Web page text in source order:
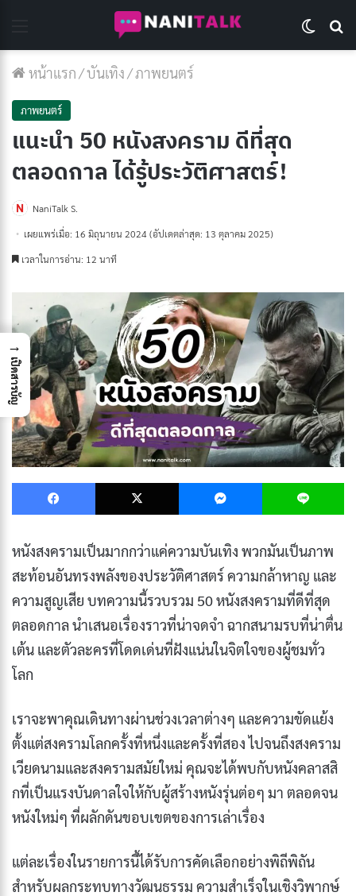
หน้าแรก/บันเทิง/ภาพยนตร์
ภาพยนตร์
แนะนำ 50 หนังสงคราม ดีที่สุด
ตลอดกาล ได้รู้ประวัติศาสตร์!
NaniTalk S.
เผยแพร่เมื่อ: 16 มิถุนายน 2024 (อัปเดตล่าสุด: 13 ตุลาคม 2025)
เวลาในการอ่าน: 12 นาที
Facebook X Messenger
หนังสงครามเป็นมากกว่าแค่ความบันเทิง พวกมันเป็นภาพ
สะท้อนอันทรงพลังของประวัติศาสตร์ ความกล้าหาญ และ
ความสูญเสีย บทความนี้รวบรวม 50 หนังสงครามที่ดีที่สุด
ตลอดกาล นำเสนอเรื่องราวที่น่าจดจำ ฉากสนามรบที่น่าตื่น
เต้น และตัวละครที่โดดเด่นที่ฝังแน่นในจิตใจของผู้ชมทั่ว
โลก
เราจะพาคุณเดินทางผ่านช่วงเวลาต่างๆ และความขัดแย้ง
ตั้งแต่สงครามโลกครั้งที่หนึ่งและครั้งที่สอง ไปจนถึงสงคราม
เวียดนามและสงครามสมัยใหม่ คุณจะได้พบกับหนังคลาสสิ
กที่เป็นแรงบันดาลใจให้กับผู้สร้างหนังรุ่นต่อๆ มา ตลอดจน
หนังใหม่ๆ ที่ผลักดันขอบเขตของการเล่าเรื่อง
แต่ละเรื่องในรายการนี้ได้รับการคัดเลือกอย่างพิถีพิถัน
สำหรับผลกระทบทางวัฒนธรรม ความสำเร็จในเชิงวิพากษ์
→
เปิดสารบัญ